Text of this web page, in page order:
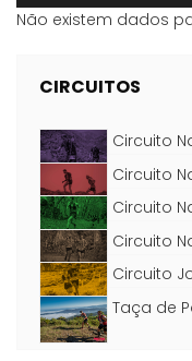
Não existem dados
CIRCUITOS
Circuito
Circuito
Circuito
Circuito
Circuito
Taça de